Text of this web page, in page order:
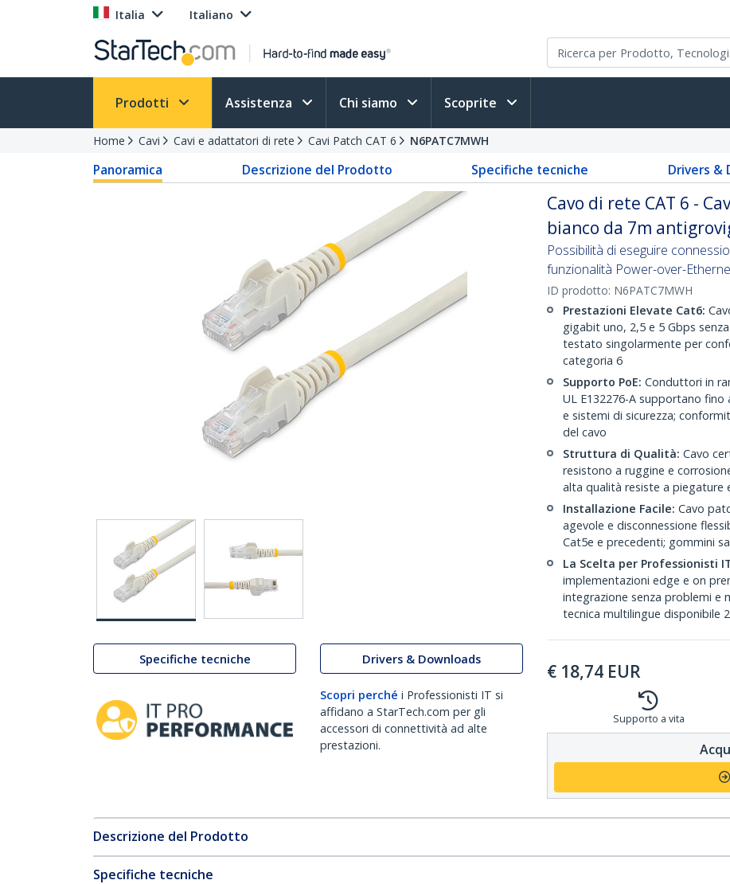
Italia Italiano
Prodotti Assistenza Chi siamo Scoprite
Home Cavi Cavi e adattatori di rete Cavi Patch CAT 6 N6PATC7MWH
Panoramica Descrizione del Prodotto Specifiche tecniche Drivers &
Specifiche tecniche Drivers & Downloads
Scopri perché i Professionisti IT si
affidano a StarTech.com per gli
accessori di connettività ad alte
prestazioni.
Cavo di rete CAT 6 -
bianco da 7m
Possibilità di eseguire
funzionalità Power-over-
ID prodotto: N6PATC7MWH
Prestazioni Elevate Cat6:
gigabit uno, 2,5 e 5 Gbps
testato singolarmente per
categoria 6
Supporto PoE: Conduttori in
UL E132276-A supportano fino
e sistemi di sicurezza;
del cavo
Struttura di Qualità: Cavo
resistono a ruggine e
alta qualità resiste a piegature
Installazione Facile: Cavo
agevole e disconnessione
Cat5e e precedenti; gommini
La Scelta per Professionisti
implementazioni edge e on
integrazione senza problemi e
tecnica multilingue disponibile
€ 18,74 EUR
Supporto a vita
Descrizione del Prodotto
Specifiche tecniche